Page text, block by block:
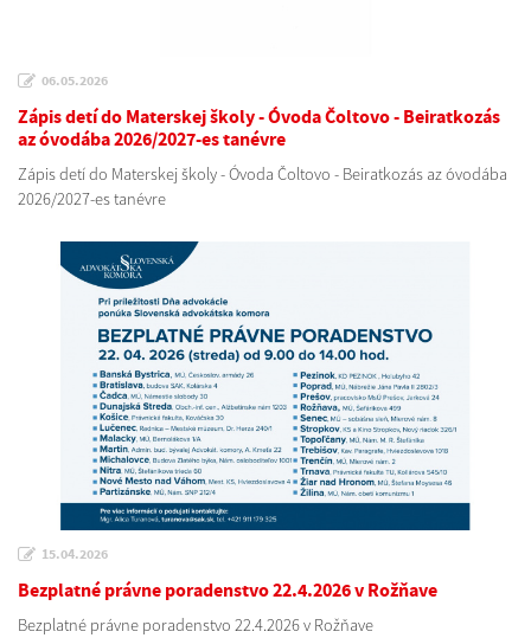
06.05.2026
Zápis detí do Materskej školy - Óvoda Čoltovo - Beiratkozás
az óvodába 2026/2027-es tanévre
Zápis detí do Materskej školy - Óvoda Čoltovo - Beiratkozás az óvodába
2026/2027-es tanévre
15.04.2026
Bezplatné právne poradenstvo 22.4.2026 v Rožňave
Bezplatné právne poradenstvo 22.4.2026 v Rožňave